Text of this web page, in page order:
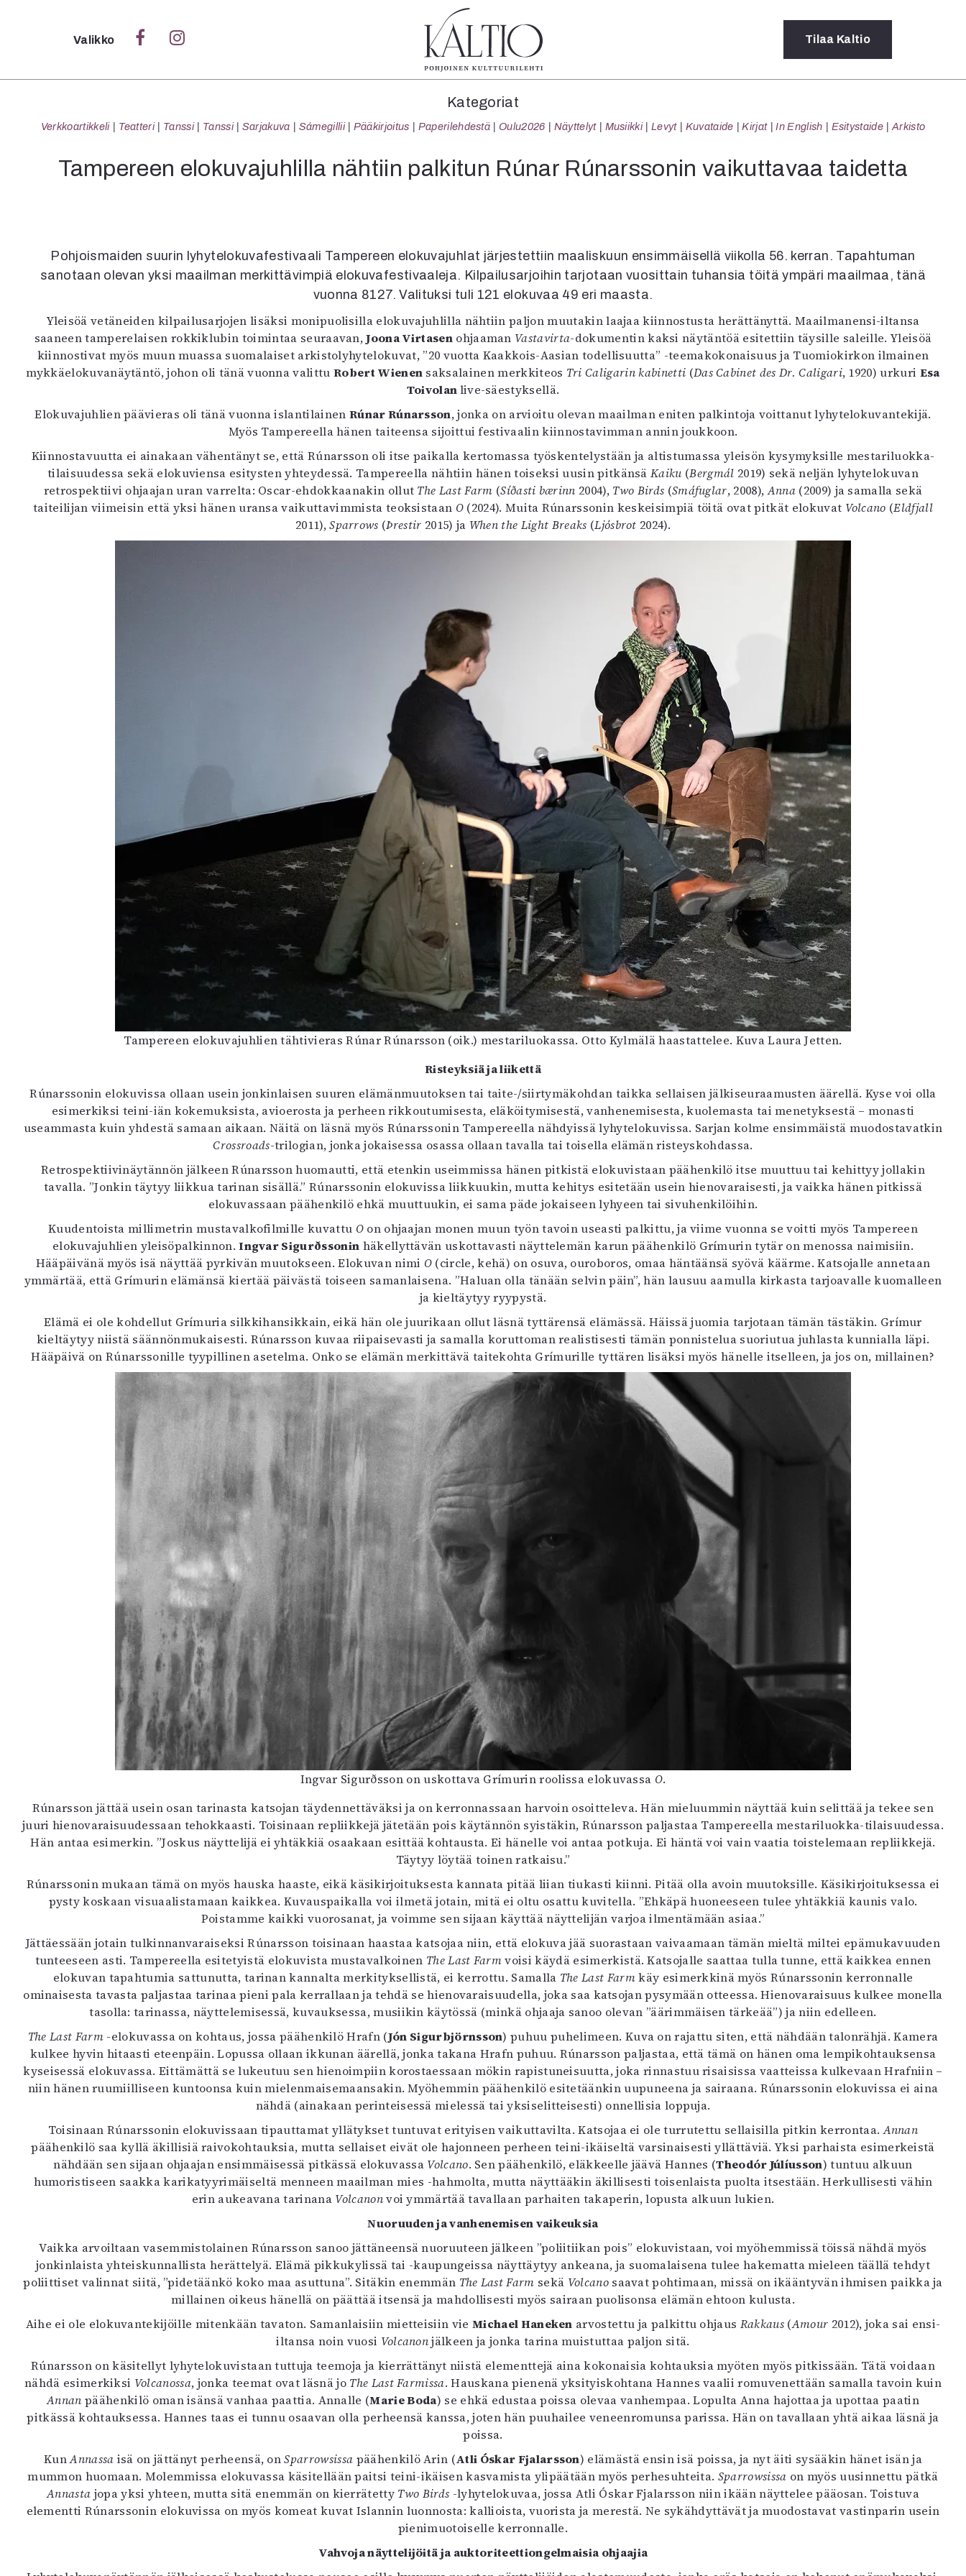
Sulje
Verkkoartikkeli
Tanssi
Tanssi
Oulu2026
Näyttelyt
Musiikki
Levyt
Kuvataide
Kirjat
In English
Lehdet
4/2026
1/2026
6/2025
Tilaus ja
Yhteistyössä
Toimitus
Valikko Tilaa Kaltio
Kategoriat
Verkkoartikkeli Teatteri Tanssi Tanssi Sarjakuva Sámegillii Pääkirjoitus Paperilehdestä Oulu2026 Näyttelyt Musiikki Levyt Kuvataide Kirjat In English Esitystaide Arkisto
Tampereen elokuvajuhlilla nähtiin palkitun Rúnar Rúnarssonin vaikuttavaa taidetta
Pohjoismaiden suurin lyhytelokuvafestivaali Tampereen elokuvajuhlat järjestettiin maaliskuun ensimmäisellä viikolla 56. kerran. Tapahtuman
sanotaan olevan yksi maailman merkittävimpiä elokuvafestivaaleja. Kilpailusarjoihin tarjotaan vuosittain tuhansia töitä ympäri maailmaa, tänä
vuonna 8127. Valituksi tuli 121 elokuvaa 49 eri maasta.
Yleisöä vetäneiden kilpailusarjojen lisäksi monipuolisilla elokuvajuhlilla nähtiin paljon muutakin laajaa kiinnostusta herättänyttä. Maailmanensi-iltansa
saaneen tamperelaisen rokkiklubin toimintaa seuraavan,Joona Virtasenohjaaman Vastavirta-dokumentin kaksi näytäntöä esitettiin täysille saleille. Yleisöä
kiinnostivat myös muun muassa suomalaiset arkistolyhytelokuvat, ”20 vuotta Kaakkois-Aasian todellisuutta” -teemakokonaisuus ja Tuomiokirkon ilmainen
mykkäelokuvanäytäntö, johon oli tänä vuonna valittu Robert Wienen saksalainen merkkiteos Tri Caligarin kabinetti (Das Cabinet des Dr. Caligari, 1920) urkuri Esa
Toivolanlive-säestyksellä.
Elokuvajuhlien päävieras oli tänä vuonna islantilainen Rúnar Rúnarsson, jonka on arvioitu olevan maailman eniten palkintoja voittanut lyhytelokuvantekijä.
Myös Tampereella hänen taiteensa sijoittui festivaalin kiinnostavimman annin joukkoon.
Kiinnostavuutta ei ainakaan vähentänyt se, että Rúnarsson oli itse paikalla kertomassa työskentelystään ja altistumassa yleisön kysymyksille mestariluokka-
tilaisuudessa sekä elokuviensa esitysten yhteydessä. Tampereella nähtiin hänen toiseksi uusin pitkänsäKaiku (Bergmál 2019) sekä neljän lyhytelokuvan
retrospektiivi ohjaajan uran varrelta: Oscar-ehdokkaanakin ollut The Last Farm (Síðasti bærinn 2004), Two Birds (Smáfuglar, 2008),Anna (2009) ja samalla sekä
taiteilijan viimeisin että yksi hänen uransa vaikuttavimmista teoksistaan O (2024). Muita Rúnarssonin keskeisimpiä töitä ovat pitkät elokuvat Volcano (Eldfjall
2011),Sparrows (Þrestir 2015) ja When the Light Breaks (Ljósbrot 2024).
Tampereen elokuvajuhlien tähtivieras Rúnar Rúnarsson (oik.) mestariluokassa. Otto Kylmälä haastattelee. Kuva Laura Jetten.
Risteyksiä ja liikettä
Rúnarssonin elokuvissa ollaan usein jonkinlaisen suuren elämänmuutoksen tai taite-/siirtymäkohdan taikka sellaisen jälkiseuraamusten äärellä. Kyse voi olla
esimerkiksi teini-iän kokemuksista, avioerosta ja perheen rikkoutumisesta, eläköitymisestä, vanhenemisesta, kuolemasta tai menetyksestä – monasti
useammasta kuin yhdestä samaan aikaan. Näitä on läsnä myös Rúnarssonin Tampereella nähdyissä lyhytelokuvissa. Sarjan kolme ensimmäistä muodostavatkin
Crossroads-trilogian, jonka jokaisessa osassa ollaan tavalla tai toisella elämän risteyskohdassa.
Retrospektiivinäytännön jälkeen Rúnarsson huomautti, että etenkin useimmissa hänen pitkistä elokuvistaan päähenkilö itse muuttuu tai kehittyy jollakin
tavalla. ”Jonkin täytyy liikkua tarinan sisällä.” Rúnarssonin elokuvissa liikkuukin, mutta kehitys esitetään usein hienovaraisesti, ja vaikka hänen pitkissä
elokuvassaan päähenkilö ehkä muuttuukin, ei sama päde jokaiseen lyhyeen tai sivuhenkilöihin.
Kuudentoista millimetrin mustavalkofilmille kuvattu O on ohjaajan monen muun työn tavoin useasti palkittu, ja viime vuonna se voitti myös Tampereen
elokuvajuhlien yleisöpalkinnon.Ingvar Sigurðssonin häkellyttävän uskottavasti näyttelemän karun päähenkilö Grímurin tytär on menossa naimisiin.
Hääpäivänä myös isä näyttää pyrkivän muutokseen. Elokuvan nimi O (circle, kehä) on osuva, ouroboros, omaa häntäänsä syövä käärme. Katsojalle annetaan
ymmärtää, että Grímurin elämänsä kiertää päivästä toiseen samanlaisena. ”Haluan olla tänään selvin päin”, hän lausuu aamulla kirkasta tarjoavalle kuomalleen
ja kieltäytyy ryypystä.
Elämä ei ole kohdellut Grímuria silkkihansikkain, eikä hän ole juurikaan ollut läsnä tyttärensä elämässä. Häissä juomia tarjotaan tämän tästäkin. Grímur
kieltäytyy niistä säännönmukaisesti. Rúnarsson kuvaa riipaisevasti ja samalla koruttoman realistisesti tämän ponnistelua suoriutua juhlasta kunnialla läpi.
Hääpäivä on Rúnarssonille tyypillinen asetelma. Onko se elämän merkittävä taitekohta Grímurille tyttären lisäksi myös hänelle itselleen, ja jos on, millainen?
Ingvar Sigurðsson on uskottava Grímurin roolissa elokuvassa O.
Rúnarsson jättää usein osan tarinasta katsojan täydennettäväksi ja on kerronnassaan harvoin osoitteleva. Hän mieluummin näyttää kuin selittää ja tekee sen
juuri hienovaraisuudessaan tehokkaasti. Toisinaan repliikkejä jätetään pois käytännön syistäkin, Rúnarsson paljastaa Tampereella mestariluokka-tilaisuudessa.
Hän antaa esimerkin. ”Joskus näyttelijä ei yhtäkkiä osaakaan esittää kohtausta. Ei hänelle voi antaa potkuja. Ei häntä voi vain vaatia toistelemaan repliikkejä.
Täytyy löytää toinen ratkaisu.”
Rúnarssonin mukaan tämä on myös hauska haaste, eikä käsikirjoituksesta kannata pitää liian tiukasti kiinni. Pitää olla avoin muutoksille. Käsikirjoituksessa ei
pysty koskaan visuaalistamaan kaikkea. Kuvauspaikalla voi ilmetä jotain, mitä ei oltu osattu kuvitella. ”Ehkäpä huoneeseen tulee yhtäkkiä kaunis valo.
Poistamme kaikki vuorosanat, ja voimme sen sijaan käyttää näyttelijän varjoa ilmentämään asiaa.”
Jättäessään jotain tulkinnanvaraiseksi Rúnarsson toisinaan haastaa katsojaa niin, että elokuva jää suorastaan vaivaamaan tämän mieltä miltei epämukavuuden
tunteeseen asti. Tampereella esitetyistä elokuvista mustavalkoinen The Last Farmvoisi käydä esimerkistä. Katsojalle saattaa tulla tunne, että kaikkea ennen
elokuvan tapahtumia sattunutta, tarinan kannalta merkityksellistä, ei kerrottu. Samalla The Last Farmkäy esimerkkinä myös Rúnarssonin kerronnalle
ominaisesta tavasta paljastaa tarinaa pieni pala kerrallaan ja tehdä se hienovaraisuudella, joka saa katsojan pysymään otteessa. Hienovaraisuus kulkee monella
tasolla: tarinassa, näyttelemisessä, kuvauksessa, musiikin käytössä (minkä ohjaaja sanoo olevan ”äärimmäisen tärkeää”) ja niin edelleen.
The Last Farm -elokuvassa on kohtaus, jossa päähenkilö Hrafn (Jón Sigurbjörnsson) puhuu puhelimeen. Kuva on rajattu siten, että nähdään talonrähjä. Kamera
kulkee hyvin hitaasti eteenpäin. Lopussa ollaan ikkunan äärellä, jonka takana Hrafn puhuu. Rúnarsson paljastaa, että tämä on hänen oma lempikohtauksensa
kyseisessä elokuvassa. Eittämättä se lukeutuu sen hienoimpiin korostaessaan mökin rapistuneisuutta, joka rinnastuu risaisissa vaatteissa kulkevaan Hrafniin –
niin hänen ruumiilliseen kuntoonsa kuin mielenmaisemaansakin. Myöhemmin päähenkilö esitetäänkin uupuneena ja sairaana. Rúnarssonin elokuvissa ei aina
nähdä (ainakaan perinteisessä mielessä tai yksiselitteisesti) onnellisia loppuja.
Toisinaan Rúnarssonin elokuvissaan tipauttamat yllätykset tuntuvat erityisen vaikuttavilta. Katsojaa ei ole turrutettu sellaisilla pitkin kerrontaa.Annan
päähenkilö saa kyllä äkillisiä raivokohtauksia, mutta sellaiset eivät ole hajonneen perheen teini-ikäiseltä varsinaisesti yllättäviä. Yksi parhaista esimerkeistä
nähdään sen sijaan ohjaajan ensimmäisessä pitkässä elokuvassa Volcano. Sen päähenkilö, eläkkeelle jäävä Hannes (Theodór Júlíusson) tuntuu alkuun
humoristiseen saakka karikatyyrimäiseltä menneen maailman mies -hahmolta, mutta näyttääkin äkillisesti toisenlaista puolta itsestään. Herkullisesti vähin
erin aukeavana tarinana Volcanonvoi ymmärtää tavallaan parhaiten takaperin, lopusta alkuun lukien.
Nuoruuden ja vanhenemisen vaikeuksia
Vaikka arvoiltaan vasemmistolainen Rúnarsson sanoo jättäneensä nuoruuteen jälkeen ”poliitiikan pois” elokuvistaan, voi myöhemmissä töissä nähdä myös
jonkinlaista yhteiskunnallista herättelyä. Elämä pikkukylissä tai -kaupungeissa näyttäytyy ankeana, ja suomalaisena tulee hakematta mieleen täällä tehdyt
poliittiset valinnat siitä, ”pidetäänkö koko maa asuttuna”. Sitäkin enemmän The Last Farm sekä Volcano saavat pohtimaan, missä on ikääntyvän ihmisen paikka ja
millainen oikeus hänellä on päättää itsensä ja mahdollisesti myös sairaan puolisonsa elämän ehtoon kulusta.
Aihe ei ole elokuvantekijöille mitenkään tavaton. Samanlaisiin mietteisiin vie Michael Haneken arvostettu ja palkittu ohjaus Rakkaus (Amour 2012), joka sai ensi-
iltansa noin vuosi Volcanonjälkeen ja jonka tarina muistuttaa paljon sitä.
Rúnarsson on käsitellyt lyhytelokuvistaan tuttuja teemoja ja kierrättänyt niistä elementtejä aina kokonaisia kohtauksia myöten myös pitkissään. Tätä voidaan
nähdä esimerkiksi Volcanossa, jonka teemat ovat läsnä jo The Last Farmissa. Hauskana pienenä yksityiskohtana Hannes vaalii romuvenettään samalla tavoin kuin
Annan päähenkilö oman isänsä vanhaa paattia. Annalle (Marie Boda) se ehkä edustaa poissa olevaa vanhempaa. Lopulta Anna hajottaa ja upottaa paatin
pitkässä kohtauksessa. Hannes taas ei tunnu osaavan olla perheensä kanssa, joten hän puuhailee veneenromunsa parissa. Hän on tavallaan yhtä aikaa läsnä ja
poissa.
KunAnnassa isä on jättänyt perheensä, onSparrowsissa päähenkilö Arin (Atli Óskar Fjalarsson) elämästä ensin isä poissa, ja nyt äiti sysääkin hänet isän ja
mummon huomaan. Molemmissa elokuvassa käsitellään paitsi teini-ikäisen kasvamista ylipäätään myös perhesuhteita. Sparrowsissa on myös uusinnettu pätkä
Annasta jopa yksi yhteen, mutta sitä enemmän on kierrätetty Two Birds -lyhytelokuvaa, jossa Atli Óskar Fjalarsson niin ikään näyttelee pääosan. Toistuva
elementti Rúnarssonin elokuvissa on myös komeat kuvat Islannin luonnosta: kallioista, vuorista ja merestä. Ne sykähdyttävät ja muodostavat vastinparin usein
pienimuotoiselle kerronnalle.
Vahvoja näyttelijöitä ja auktoriteettiongelmaisia ohjaajia